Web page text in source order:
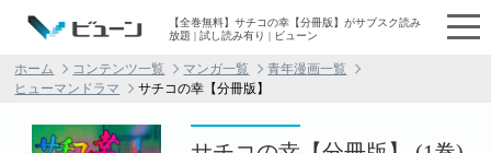
【全巻無料】サチコの幸【分冊版】がサブスク読み
放題 | 試し読み有り | ビューン
ホーム コンテンツ一覧 マンガ一覧
青年漫画一覧
ヒューマンドラマ
サチコの幸【分冊版】